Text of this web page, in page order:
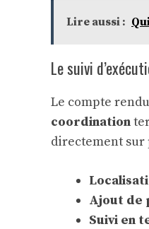
Lire aussi :
Le suivi
Le compte
coordination
directement
Ajout de
Suivi en